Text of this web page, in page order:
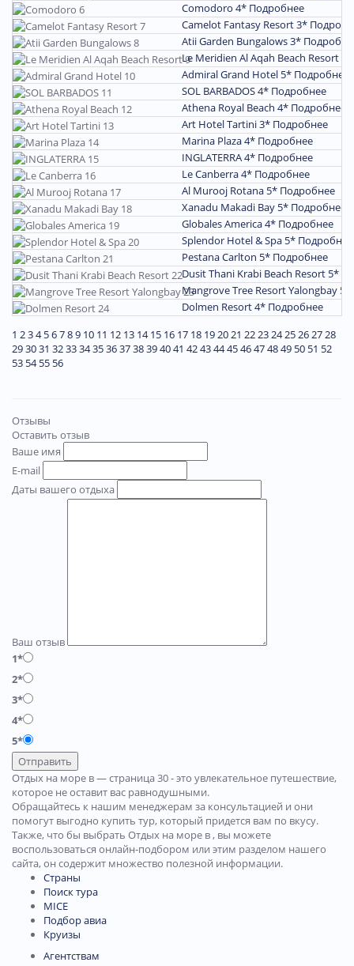
Comodoro 4* Подробнее
Camelot Fantasy Resort 3*
Atii Garden Bungalows 3*
Le Meridien Al Aqah Beach Resort 5*
Admiral Grand Hotel 5* Подробнее
SOL BARBADOS 4* Подробнее
Athena Royal Beach 4* Подробнее
Art Hotel Tartini 3* Подробнее
Marina Plaza 4* Подробнее
INGLATERRA 4* Подробнее
Le Canberra 4* Подробнее
Al Murooj Rotana 5* Подробнее
Xanadu Makadi Bay 5* Подробнее
Globales America 4* Подробнее
Splendor Hotel & Spa 5* Подробнее
Pestana Carlton 5* Подробнее
Dusit Thani Krabi Beach Resort 5*
Mangrove Tree Resort Yalongbay 5*
Dolmen Resort 4* Подробнее
1 234 56789 10 11 12 13 14 15 16 17 18 19 20 21 22 23 24 25 26 27 28
293031 32333435363738394041 4243444546474849 50 51 52
53 54 55 56
Отзывы
Оставить отзыв
Ваше имя
E-mail
Даты вашего отдыха
Ваш отзыв
1*
2*
3*
4*
5*
Отправить
Отдых на море в — страница 30 - это увлекательное путешествие,
которое не оставит вас равнодушными.
Обращайтесь к нашим менеджерам за консультацией и они
помогут выгодно купить тур, который придется вам по вкусу.
Также, что бы выбрать Отдых на море в , вы можете
воспользоваться онлайн-подбором или этим разделом нашего
сайта, он содержит множество полезной информации.
Страны
Поиск тура
MICE
Подбор авиа
Круизы
Агентствам